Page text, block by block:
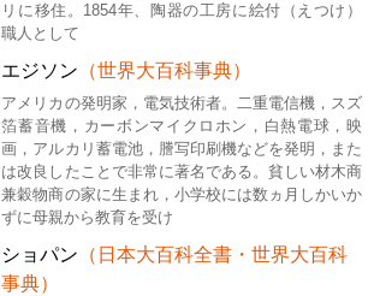
リに移住。1854年、陶器の工房に絵付（えつけ）
職人として
エジソン （世界大百科事典）
アメリカの発明家，電気技術者。二重電信機，スズ
箔蓄音機，カーボンマイクロホン，白熱電球，映
画，アルカリ蓄電池，謄写印刷機などを発明，また
は改良したことで非常に著名である。貧しい材木商
兼穀物商の家に生まれ，小学校には数ヵ月しかいか
ずに母親から教育を受け
ショパン （日本大百科全書・世界大百科
事典）